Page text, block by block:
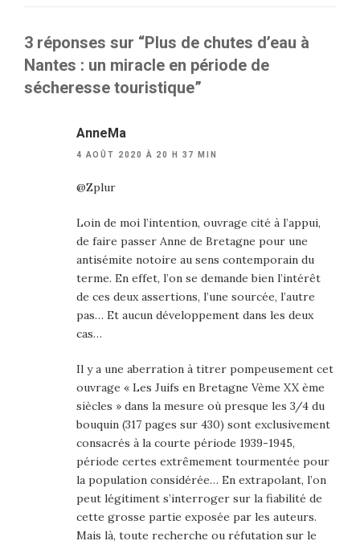
3 réponses sur “Plus de chutes d’eau à
Nantes : un miracle en période de
sécheresse touristique”
AnneMa
4 AOÛT 2020 À 20 H 37 MIN
@Zplur
Loin de moi l’intention, ouvrage cité à l’appui,
de faire passer Anne de Bretagne pour une
antisémite notoire au sens contemporain du
terme. En effet, l’on se demande bien l’intérêt
de ces deux assertions, l’une sourcée, l’autre
pas… Et aucun développement dans les deux
cas…
Il y a une aberration à titrer pompeusement cet
ouvrage « Les Juifs en Bretagne Vème XX ème
siècles » dans la mesure où presque les 3/4 du
bouquin (317 pages sur 430) sont exclusivement
consacrés à la courte période 1939-1945,
période certes extrêmement tourmentée pour
la population considérée… En extrapolant, l’on
peut légitiment s’interroger sur la fiabilité de
cette grosse partie exposée par les auteurs.
Mais là, toute recherche ou réfutation sur le